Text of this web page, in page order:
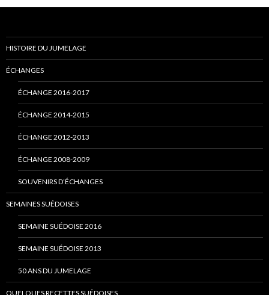
HISTOIRE DU JUMELAGE
ÉCHANGES
ÉCHANGE 2016-2017
ÉCHANGE 2014-2015
ÉCHANGE 2012-2013
ÉCHANGE 2008-2009
SOUVENIRS D’ÉCHANGES
SEMAINES SUÉDOISES
SEMAINE SUÉDOISE 2016
SEMAINE SUÉDOISE 2013
50 ANS DU JUMELAGE
QUELQUES RECETTES SUÉDOISES